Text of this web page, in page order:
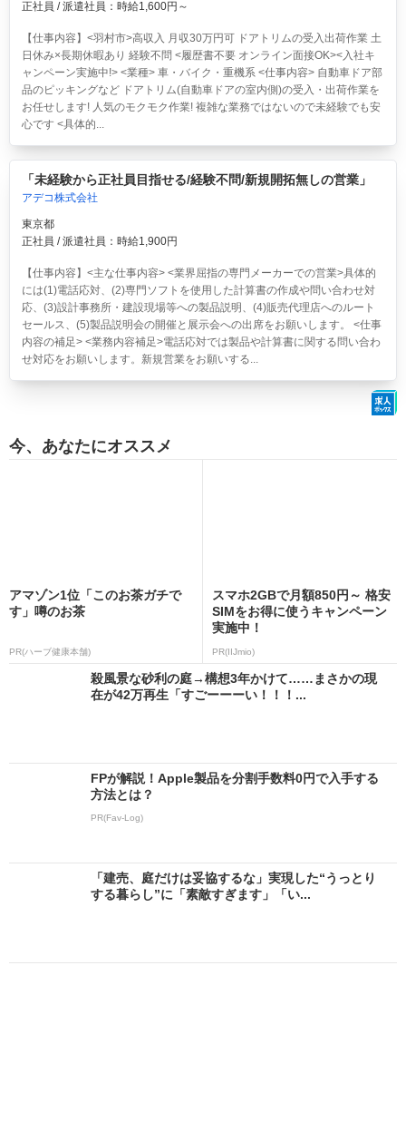
正社員 / 派遣社員：時給1,600円～
【仕事内容】<羽村市>高収入 月収30万円可 ドアトリムの受入出荷作業 土
日休み×長期休暇あり 経験不問 <履歴書不要 オンライン面接OK><入社キ
ャンペーン実施中!> <業種> 車・バイク・重機系 <仕事内容> 自動車ドア部
品のピッキングなど ドアトリム(自動車ドアの室内側)の受入・出荷作業を
お任せします! 人気のモクモク作業! 複雑な業務ではないので未経験でも安
心です <具体的...
「未経験から正社員目指せる/経験不問/新規開拓無しの営業」
アデコ株式会社
東京都
正社員 / 派遣社員：時給1,900円
【仕事内容】<主な仕事内容> <業界屈指の専門メーカーでの営業>具体的
には(1)電話応対、(2)専門ソフトを使用した計算書の作成や問い合わせ対
応、(3)設計事務所・建設現場等への製品説明、(4)販売代理店へのルート
セールス、(5)製品説明会の開催と展示会への出席をお願いします。 <仕事
内容の補足> <業務内容補足>電話応対では製品や計算書に関する問い合わ
せ対応をお願いします。新規営業をお願いする...
今、あなたにオススメ
アマゾン1位「このお茶ガチで
す」噂のお茶
PR(ハーブ健康本舗)
スマホ2GBで月額850円～ 格安
SIMをお得に使うキャンペーン
実施中！
PR(IIJmio)
殺風景な砂利の庭→構想3年かけて……まさかの現
在が42万再生「すごーーーい！！！...
FPが解説！Apple製品を分割手数料0円で入手する
方法とは？
PR(Fav-Log)
「建売、庭だけは妥協するな」実現した“うっとり
する暮らし”に「素敵すぎます」「い...